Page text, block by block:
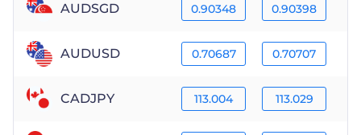
AUDSGD 0.90348 0.90398
AUDUSD 0.70687 0.70707
CADJPY 113.004 113.029